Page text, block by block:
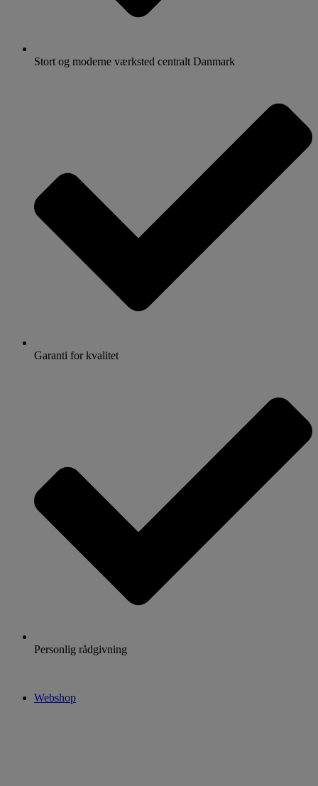
Stort og moderne værksted centralt Danmark
Garanti for kvalitet
Personlig rådgivning
Webshop